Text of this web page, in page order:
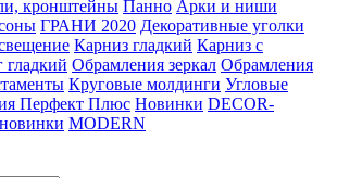
кронштейны Панно Арки и ниши
ГРАНИ 2020 Декоративные уголки
Карниз гладкий Карниз с
Обрамления зеркал Обрамления
Круговые молдинги Угловые
Перфект Плюс Новинки DECOR-
MODERN